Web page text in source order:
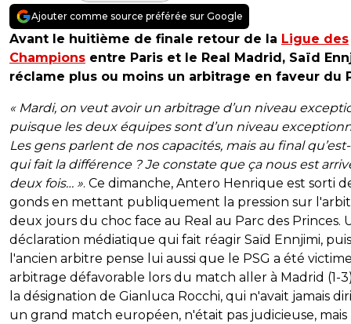
Ajouter comme source préférée sur Google
Avant le huitième de finale retour de la Ligue des
Champions entre Paris et le Real Madrid, Saïd
réclame plus ou moins un arbitrage en faveur du
« Mardi, on veut avoir un arbitrage d’un niveau
puisque les deux équipes sont d’un niveau
Les gens parlent de nos capacités, mais au final
qui fait la différence ? Je constate que ça nous est
deux fois… ». Ce dimanche, Antero Henrique est sorti
gonds en mettant publiquement la pression sur
deux jours du choc face au Real au Parc des Princes.
déclaration médiatique qui fait réagir Saïd Ennjimi,
l'ancien arbitre pense lui aussi que le PSG a été
arbitrage défavorable lors du match aller à Madrid (1-
la désignation de Gianluca Rocchi, qui n'avait jamais
un grand match européen, n'était pas judicieuse, mais